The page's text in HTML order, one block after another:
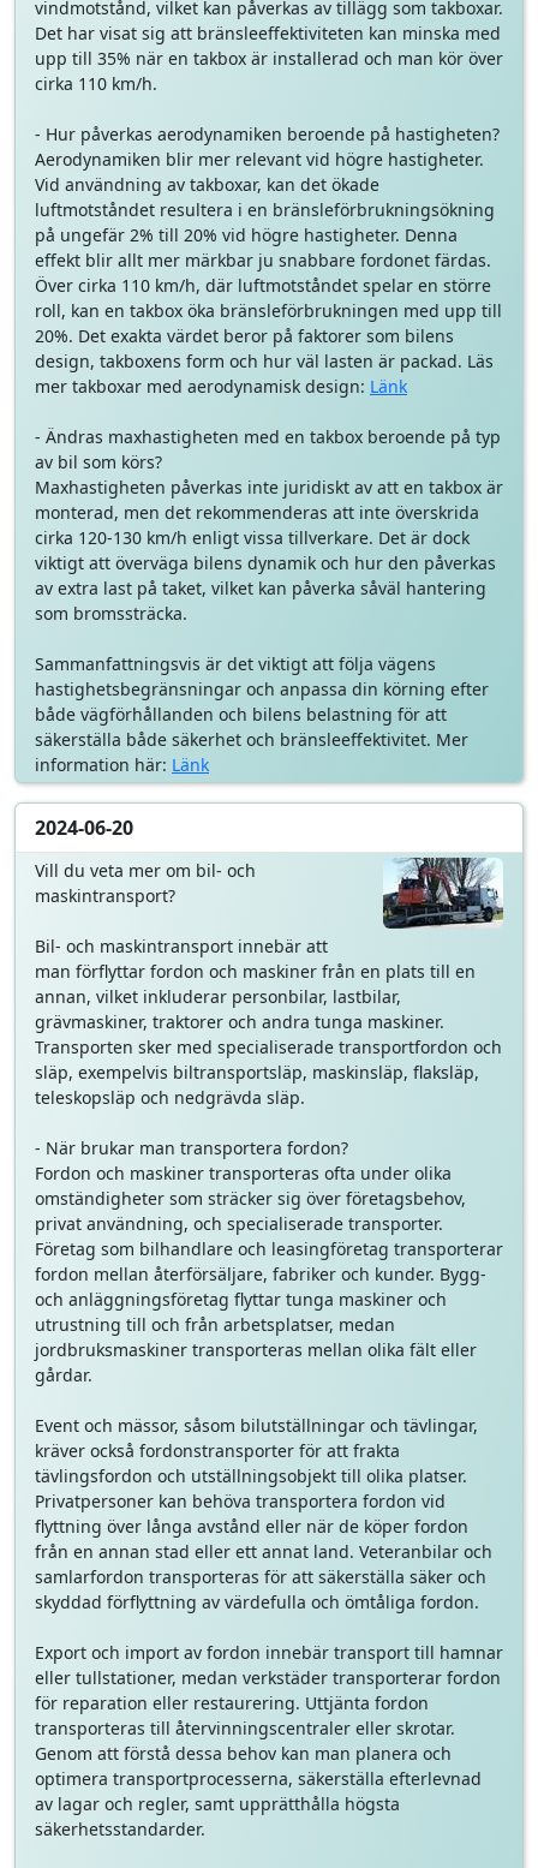
vindmotstånd, vilket kan påverkas av tillägg som takboxar.
Det har visat sig att bränsleeffektiviteten kan minska med
upp till 35% när en takbox är installerad och man kör över
cirka 110 km/h.
- Hur påverkas aerodynamiken beroende på hastigheten?
Aerodynamiken blir mer relevant vid högre hastigheter.
Vid användning av takboxar, kan det ökade
luftmotståndet resultera i en bränsleförbrukningsökning
på ungefär 2% till 20% vid högre hastigheter. Denna
effekt blir allt mer märkbar ju snabbare fordonet färdas.
Över cirka 110 km/h, där luftmotståndet spelar en större
roll, kan en takbox öka bränsleförbrukningen med upp till
20%. Det exakta värdet beror på faktorer som bilens
design, takboxens form och hur väl lasten är packad. Läs
mer takboxar med aerodynamisk design: Länk
- Ändras maxhastigheten med en takbox beroende på typ
av bil som körs?
Maxhastigheten påverkas inte juridiskt av att en takbox är
monterad, men det rekommenderas att inte överskrida
cirka 120-130 km/h enligt vissa tillverkare. Det är dock
viktigt att överväga bilens dynamik och hur den påverkas
av extra last på taket, vilket kan påverka såväl hantering
som bromssträcka.
Sammanfattningsvis är det viktigt att följa vägens
hastighetsbegränsningar och anpassa din körning efter
både vägförhållanden och bilens belastning för att
säkerställa både säkerhet och bränsleeffektivitet. Mer
information här: Länk
2024-06-20
Vill du veta mer om bil- och
maskintransport?
Bil- och maskintransport innebär att
man förflyttar fordon och maskiner från en plats till en
annan, vilket inkluderar personbilar, lastbilar,
grävmaskiner, traktorer och andra tunga maskiner.
Transporten sker med specialiserade transportfordon och
släp, exempelvis biltransportsläp, maskinsläp, flaksläp,
teleskopsläp och nedgrävda släp.
- När brukar man transportera fordon?
Fordon och maskiner transporteras ofta under olika
omständigheter som sträcker sig över företagsbehov,
privat användning, och specialiserade transporter.
Företag som bilhandlare och leasingföretag transporterar
fordon mellan återförsäljare, fabriker och kunder. Bygg-
och anläggningsföretag flyttar tunga maskiner och
utrustning till och från arbetsplatser, medan
jordbruksmaskiner transporteras mellan olika fält eller
gårdar.
Event och mässor, såsom bilutställningar och tävlingar,
kräver också fordonstransporter för att frakta
tävlingsfordon och utställningsobjekt till olika platser.
Privatpersoner kan behöva transportera fordon vid
flyttning över långa avstånd eller när de köper fordon
från en annan stad eller ett annat land. Veteranbilar och
samlarfordon transporteras för att säkerställa säker och
skyddad förflyttning av värdefulla och ömtåliga fordon.
Export och import av fordon innebär transport till hamnar
eller tullstationer, medan verkstäder transporterar fordon
för reparation eller restaurering. Uttjänta fordon
transporteras till återvinningscentraler eller skrotar.
Genom att förstå dessa behov kan man planera och
optimera transportprocesserna, säkerställa efterlevnad
av lagar och regler, samt upprätthålla högsta
säkerhetsstandarder.